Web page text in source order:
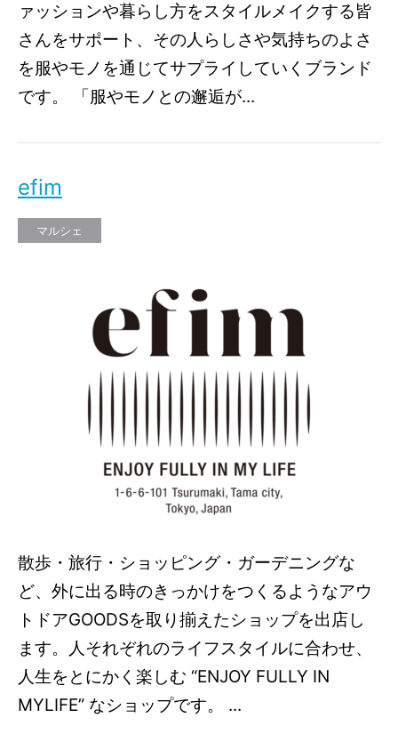
ァッションや暮らし方をスタイルメイクする皆
さんをサポート、その人らしさや気持ちのよさ
を服やモノを通じてサプライしていくブランド
です。 「服やモノとの邂逅が...
efim
マルシェ
散歩・旅行・ショッピング・ガーデニングな
ど、外に出る時のきっかけをつくるようなアウ
トドアGOODSを取り揃えたショップを出店し
ます。人それぞれのライフスタイルに合わせ、
人生をとにかく楽しむ “ENJOY FULLY IN
MYLIFE” なショップです。 ...